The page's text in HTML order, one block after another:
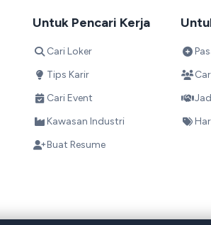
Untuk Pencari Kerja
Cari Loker
Tips Karir
Cari Event
Kawasan Industri
Buat Resume